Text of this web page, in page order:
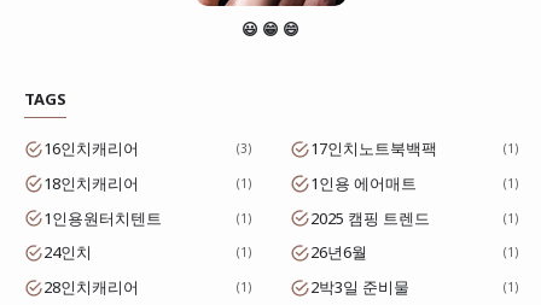
😃 😁 😄
TAGS
16인치캐리어 3 17인치노트북백팩 1
18인치캐리어 1 1인용 에어매트 1
1인용원터치텐트 1 2025 캠핑 트렌드 1
24인치 1 26년6월 1
28인치캐리어 1 2박3일 준비물 1